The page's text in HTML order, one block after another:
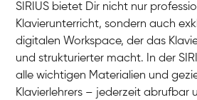
SIRIUS bietet Dir nicht nur
Klavierunterricht, sondern auch
digitalen Workspace, der das
und strukturierter macht. In der
alle wichtigen Materialien und
Klavierlehrers – jederzeit abrufbar